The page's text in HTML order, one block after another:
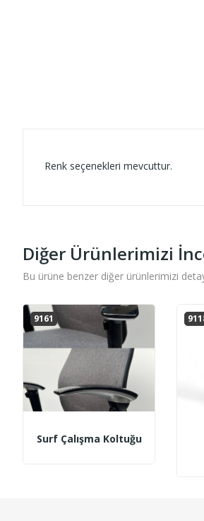
Renk seçenekleri mevcuttur.
Diğer Ürünlerimizi
Bu ürüne benzer diğer ürünlerimizi
9161
Surf Çalışma Koltuğu